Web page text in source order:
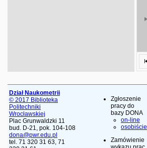
Dział Naukometrii
© 2017 Biblioteka
Politechniki
Wrocławskiej
Plac Grunwaldzki 11
bud. D-21, pok. 104-108
dona@pwr.edu.pl
tel. 71 320 31 63, 71
Zgłoszenie
pracy do
bazy DONA
on-line
osobiście
Zamówienie